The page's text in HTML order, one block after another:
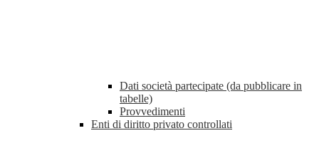
Dati società partecipate (da pubblicare in
tabelle)
Provvedimenti
Enti di diritto privato controllati